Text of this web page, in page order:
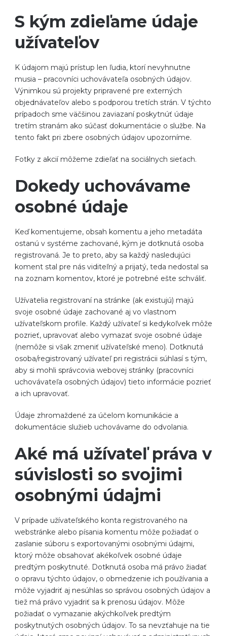
S kým zdieľame údaje
užívateľov
K údajom majú prístup len ľudia, ktorí nevyhnutne
musia – pracovníci uchovávateľa osobných údajov.
Výnimkou sú projekty pripravené pre externých
objednávateľov alebo s podporou tretích strán. V týchto
prípadoch sme väčšinou zaviazaní poskytnúť údaje
tretím stranám ako súčasť dokumentácie o službe. Na
tento fakt pri zbere osobných údajov upozorníme.
Fotky z akcií môžeme zdieľať na sociálnych sieťach.
Dokedy uchovávame
osobné údaje
Keď komentujeme, obsah komentu a jeho metadáta
ostanú v systéme zachované, kým je dotknutá osoba
registrovaná. Je to preto, aby sa každý nasledujúci
koment stal pre nás viditeľný a prijatý, teda nedostal sa
na zoznam komentov, ktoré je potrebné ešte schváliť.
Užívatelia registrovaní na stránke (ak existujú) majú
svoje osobné údaje zachované aj vo vlastnom
užívateľskom profile. Každý užívateľ si kedykoľvek môže
pozrieť, upravovať alebo vymazať svoje osobné údaje
(nemôže si však zmeniť užívateľské meno). Dotknutá
osoba/registrovaný užívateľ pri registrácii súhlasí s tým,
aby si mohli správcovia webovej stránky (pracovníci
uchovávateľa osobných údajov) tieto informácie pozrieť
a ich upravovať.
Údaje zhromaždené za účelom komunikácie a
dokumentácie služieb uchovávame do odvolania.
Aké má užívateľ práva v
súvislosti so svojimi
osobnými údajmi
V prípade užívateľského konta registrovaného na
webstránke alebo písania komentu môže požiadať o
zaslanie súboru s exportovanými osobnými údajmi,
ktorý môže obsahovať akékoľvek osobné údaje
predtým poskytnuté. Dotknutá osoba má právo žiadať
o opravu týchto údajov, o obmedzenie ich používania a
môže vyjadriť aj nesúhlas so správou osobných údajov a
tiež má právo vyjadriť sa k prenosu údajov. Môže
požiadať o vymazanie akýchkoľvek predtým
poskytnutých osobných údajov. To sa nevzťahuje na tie